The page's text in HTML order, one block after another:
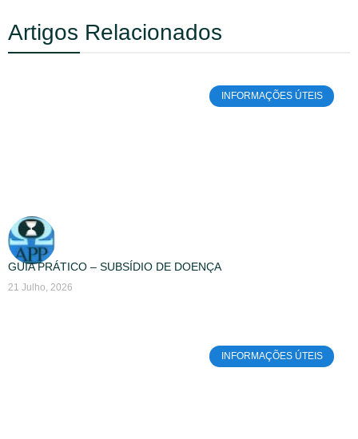
Artigos Relacionados
INFORMAÇÕES ÚTEIS
GUIA PRÁTICO – SUBSÍDIO DE DOENÇA
21 Julho, 2026
INFORMAÇÕES ÚTEIS